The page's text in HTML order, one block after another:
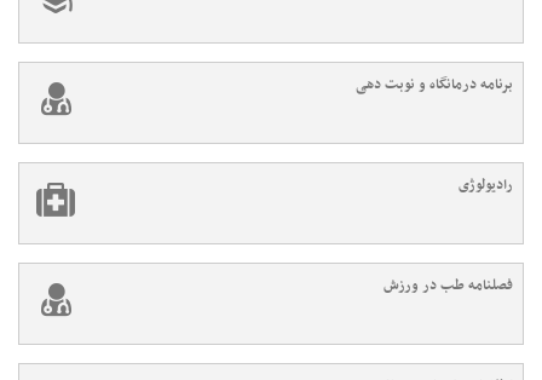
برنامه درمانگاه و نوبت دهی
رادیولوژی
فصلنامه طب در ورزش